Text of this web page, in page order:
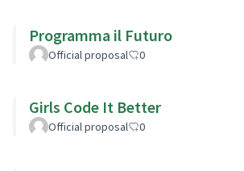
Programma il Futuro
Official proposal 0
Girls Code It Better
Official proposal 0